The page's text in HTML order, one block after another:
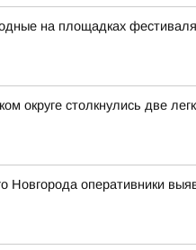
на площадках
округе столкнулись две
Новгорода оперативники